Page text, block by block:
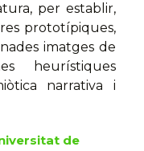
per establir,
prototípiques,
imatges de
heurístiques
narrativa i
de